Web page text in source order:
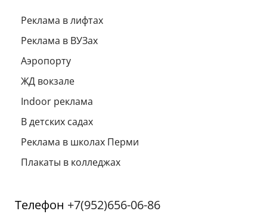
Реклама в лифтах
Реклама в ВУЗах
Аэропорту
ЖД вокзале
Indoor реклама
В детских садах
Реклама в школах Перми
Плакаты в колледжах
Телефон +7(952)656-06-86